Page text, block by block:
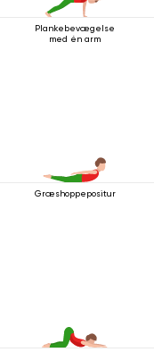
Plankebevægelse
med én arm
Græshoppepositur